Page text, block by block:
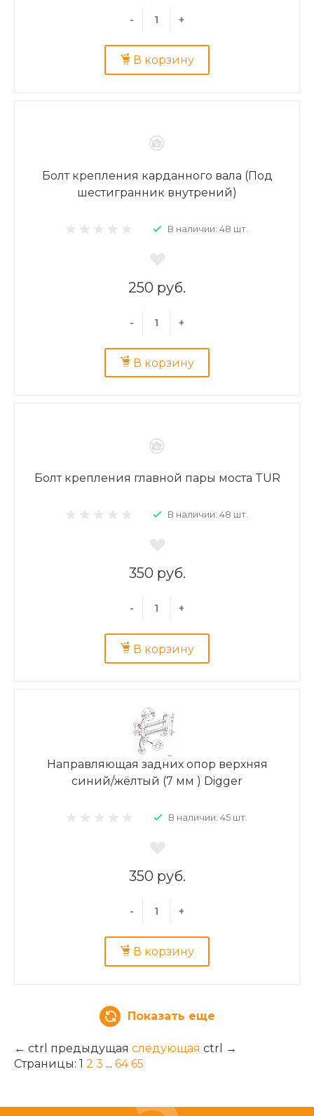
- +
В корзину
Болт крепления карданного вала (Под
шестигранник внутрений)
В наличии: 48 шт.
250 руб.
- +
В корзину
Болт крепления главной пары моста TUR
В наличии: 48 шт.
350 руб.
- +
В корзину
Направляющая задних опор верхняя
синий/жёлтый (7 мм ) Digger
В наличии: 45 шт.
350 руб.
- +
В корзину
Показать еще
← ctrl предыдущая следующая ctrl
→
Страницы: 1 2 3 ... 64 65